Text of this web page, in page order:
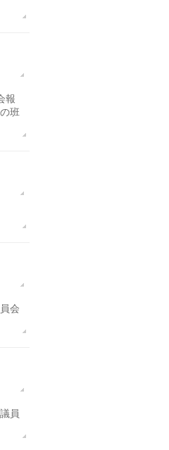
報
班
会
員